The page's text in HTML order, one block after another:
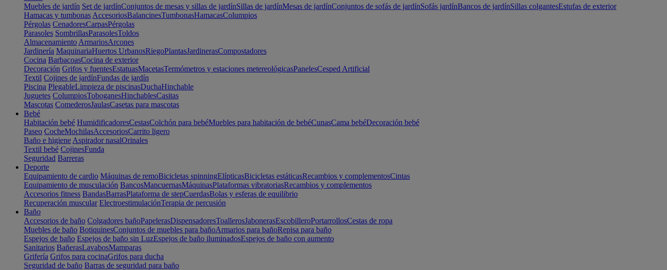
Muebles de jardín Set de jardínConjuntos de mesas y sillas de jardínSillas de jardínMesas de jardínConjuntos de sofás de jardínSofás jardínBancos de jardínSillas colgantesEstufas de exterior
Hamacas y tumbonas AccesoriosBalancinesTumbonasHamacasColumpios
Pérgolas CenadoresCarpasPérgolas
Parasoles SombrillasParasolesToldos
Almacenamiento ArmariosArcones
Jardinería MaquinariaHuertos UrbanosRiegoPlantasJardinerasCompostadores
Cocina BarbacoasCocina de exterior
Decoración Grifos y fuentesEstatuasMacetasTermómetros y estaciones metereológicasPanelesCesped Artificial
Textil Cojines de jardínFundas de jardín
Piscina PlegableLimpieza de piscinasDuchaHinchable
Juguetes ColumpiosToboganesHinchablesCasitas
Mascotas ComederosJaulasCasetas para mascotas
Bebé
Habitación bebé HumidificadoresCestasColchón para bebéMuebles para habitación de bebéCunasCama bebéDecoración bebé
Paseo CocheMochilasAccesoriosCarrito ligero
Baño e higiene Aspirador nasalOrinales
Textil bebé CojinesFunda
Seguridad Barreras
Deporte
Equipamiento de cardio Máquinas de remoBicicletas spinningElípticasBicicletas estáticasRecambios y complementosCintas
Equipamiento de musculación BancosMancuernasMáquinasPlataformas vibratoriasRecambios y complementos
Accesorios fitness BandasBarrasPlataforma de stepCuerdasBolas y esferas de equilibrio
Recuperación muscular ElectroestimulaciónTerapia de percusión
Baño
Accesorios de baño Colgadores bañoPapelerasDispensadoresToallerosJabonerasEscobilleroPortarrollosCestas de ropa
Muebles de baño BotiquinesConjuntos de muebles para bañoArmarios para bañoRepisa para baño
Espejos de baño Espejos de baño sin LuzEspejos de baño iluminadosEspejos de baño con aumento
Sanitarios BañerasLavabosMamparas
Grifería Grifos para cocinaGrifos para ducha
Seguridad de baño Barras de seguridad para baño